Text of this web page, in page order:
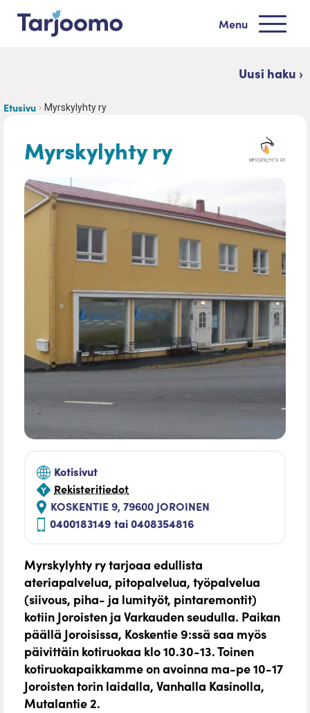
Siirry sisältöön
Menu
Uusi haku ›
Etusivu Myrskylyhty ry
Myrskylyhty ry
KOSKENTIE 9, 79600 JOROINEN
0400183149 tai 0408354816
Kotisivut
Rekisteritiedot
Myrskylyhty ry tarjoaa edullista
ateriapalvelua, pitopalvelua, työpalvelua
(siivous, piha- ja lumityöt, pintaremontit)
kotiin Joroisten ja Varkauden seudulla. Paikan
päällä Joroisissa, Koskentie 9:ssä saa myös
päivittäin kotiruokaa klo 10.30-13. Toinen
kotiruokapaikkamme on avoinna ma-pe 10-17
Joroisten torin laidalla, Vanhalla Kasinolla,
Mutalantie 2.